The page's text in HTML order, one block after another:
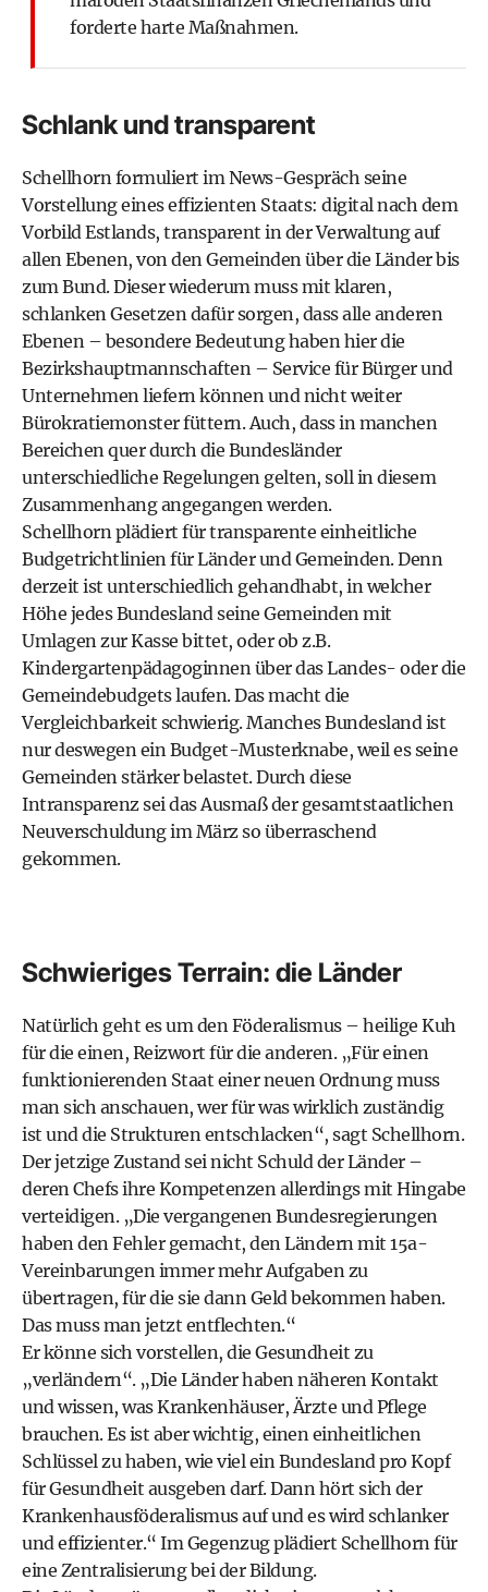
forderte harte Maßnahmen.
Schlank und transparent
Schellhorn formuliert im News-Gespräch seine
Vorstellung eines effizienten Staats: digital nach dem
Vorbild Estlands, transparent in der Verwaltung auf
allen Ebenen, von den Gemeinden über die Länder bis
zum Bund. Dieser wiederum muss mit klaren,
schlanken Gesetzen dafür sorgen, dass alle anderen
Ebenen – besondere Bedeutung haben hier die
Bezirkshauptmannschaften – Service für Bürger und
Unternehmen liefern können und nicht weiter
Bürokratiemonster füttern. Auch, dass in manchen
Bereichen quer durch die Bundesländer
unterschiedliche Regelungen gelten, soll in diesem
Zusammenhang angegangen werden.
Schellhorn plädiert für transparente einheitliche
Budgetrichtlinien für Länder und Gemeinden. Denn
derzeit ist unterschiedlich gehandhabt, in welcher
Höhe jedes Bundesland seine Gemeinden mit
Umlagen zur Kasse bittet, oder ob z.B.
Kindergartenpädagoginnen über das Landes- oder die
Gemeindebudgets laufen. Das macht die
Vergleichbarkeit schwierig. Manches Bundesland ist
nur deswegen ein Budget-Musterknabe, weil es seine
Gemeinden stärker belastet. Durch diese
Intransparenz sei das Ausmaß der gesamtstaatlichen
Neuverschuldung im März so überraschend
gekommen.
Schwieriges Terrain: die Länder
Natürlich geht es um den Föderalismus – heilige Kuh
für die einen, Reizwort für die anderen. „Für einen
funktionierenden Staat einer neuen Ordnung muss
man sich anschauen, wer für was wirklich zuständig
ist und die Strukturen entschlacken“, sagt Schellhorn.
Der jetzige Zustand sei nicht Schuld der Länder –
deren Chefs ihre Kompetenzen allerdings mit Hingabe
verteidigen. „Die vergangenen Bundesregierungen
haben den Fehler gemacht, den Ländern mit 15a-
Vereinbarungen immer mehr Aufgaben zu
übertragen, für die sie dann Geld bekommen haben.
Das muss man jetzt entflechten.“
Er könne sich vorstellen, die Gesundheit zu
„verländern“. „Die Länder haben näheren Kontakt
und wissen, was Krankenhäuser, Ärzte und Pflege
brauchen. Es ist aber wichtig, einen einheitlichen
Schlüssel zu haben, wie viel ein Bundesland pro Kopf
für Gesundheit ausgeben darf. Dann hört sich der
Krankenhausföderalismus auf und es wird schlanker
und effizienter.“ Im Gegenzug plädiert Schellhorn für
eine Zentralisierung bei der Bildung.